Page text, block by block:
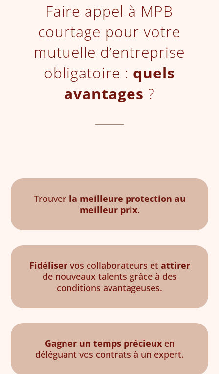
Faire appel à MPB
courtage pour votre
mutuelle d’entreprise
obligatoire : quels
avantages ?
Trouver la meilleure protection au
meilleur prix.
Fidéliser vos collaborateurs et attirer
de nouveaux talents grâce à des
conditions avantageuses.
Gagner un temps précieux en
déléguant vos contrats à un expert.